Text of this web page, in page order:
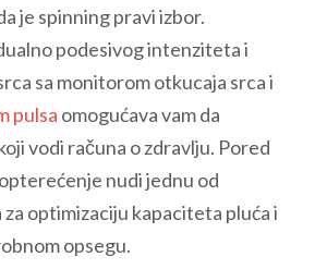
je spinning pravi izbor.
podesivog intenziteta i
sa monitorom otkucaja srca i
pulsa omogućava vam da
vodi računa o zdravlju. Pored
nudi jednu od
optimizaciju kapaciteta pluća i
opsegu.